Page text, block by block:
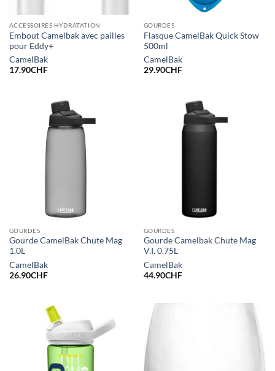
ACCESSOIRES HYDRATATION
Embout Camelbak avec pailles
pour Eddy+
CamelBak
17.90CHF
GOURDES
Flasque CamelBak Quick Stow
500ml
CamelBak
29.90CHF
GOURDES
Gourde CamelBak Chute Mag
1.0L
CamelBak
26.90CHF
GOURDES
Gourde Camelbak Chute Mag
V.I. 0.75L
CamelBak
44.90CHF